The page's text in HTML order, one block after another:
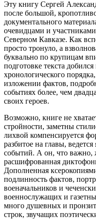
Эту книгу Сергей
после большой,
документального
очевидцами и
Северном Кавказе. Как
просто тронуло, а
буквально по крупицам
подготовке текста
хронологического
изложении фактов,
событиях более, чем
своих героев.
Возможно, книге не
стройности, заметны
лихвой компенсируется
разбитое на главы,
событий. А он, что важно,
расшифрованная
Дополненная
подлинность фактов,
военачальников и
военнослужащих и
много душевных и
строк, звучащих